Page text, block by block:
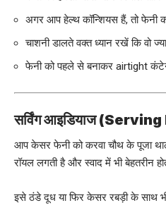
अगर आप हेल्थ कॉन्शियस हैं, तो फेनी
चाशनी डालते वक्त ध्यान रखें कि वो
फेनी को पहले से बनाकर airtight
सर्विंग आइडियाज
आप केसर फेनी को करवा चौथ के पूजा
रॉयल लगती है और स्वाद में भी बेहतरीन
इसे ठंडे दूध या फिर केसर रबड़ी के साथ